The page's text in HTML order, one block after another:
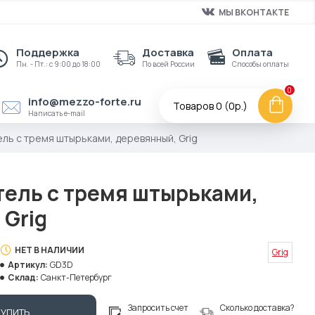
МЫ ВКОНТАКТЕ
Поддержка
Пн. - Пт.: с 9:00 до 18:00
Доставка
По всей России
Оплата
Способы оплаты
info@mezzo-forte.ru
Написать e-mail
Товаров 0 (0р.)
0
с тремя штырьками, деревянный, Grig
с тремя штырьками,
НЕТ В НАЛИЧИИ
Артикул: GD3D
Склад: Санкт-Петербург
Grig
Запросить счет Сколько доставка?